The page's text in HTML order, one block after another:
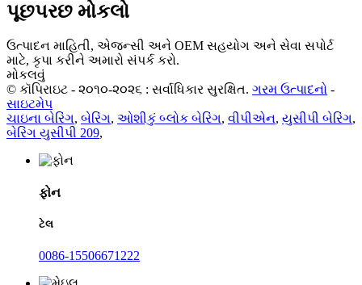
પૂછપરછ મોકલો
ઉત્પાદન માહિતી, એજન્સી અને OEM સહયોગ અને સેવા સપોર્ટ
માટે, કૃપા કરીને અમારો સંપર્ક કરો.
મોકલવું
© કૉપિરાઇટ - ૨૦૧૦-૨૦૨૬ : સર્વાધિકાર સુરક્ષિત. ગરમ ઉત્પાદનો -
સાઇટમેપ
ચાઇના બેરિંગ, બેરિંગ, ઓશીકું બ્લોક બેરિંગ, વીપીએન, યુસીપી બેરિંગ,
બેરિંગ યુસીપી 209,
ફોન
ટેલ
0086-15506671222